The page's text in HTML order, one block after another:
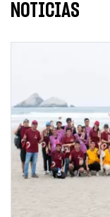
NOTICIAS